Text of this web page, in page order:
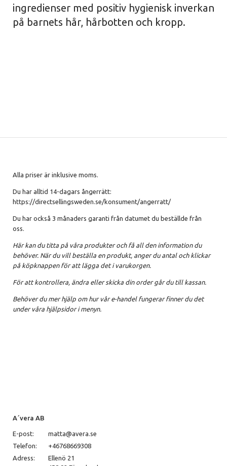
ingredienser med positiv hygienisk inverkan
på barnets hår, hårbotten och kropp.
Alla priser är inklusive moms.
Du har alltid 14-dagars ångerrätt:
https://directsellingsweden.se/konsument/angerratt/
Du har också 3 månaders garanti från datumet du beställde från
oss.
Här kan du titta på våra produkter och få all den information du
behöver. När du vill beställa en produkt, anger du antal och klickar
på köpknappen för att lägga det i varukorgen.
För att kontrollera, ändra eller skicka din order går du till kassan.
Behöver du mer hjälp om hur vår e-handel fungerar finner du det
under våra hjälpsidor i menyn.
A´vera AB
E-post:
matta@avera.se
Telefon:
+46768669308
Adress:
Ellenö 21